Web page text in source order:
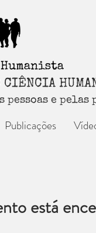
CIÊNCIA
pessoas e pelas
Publicações
está